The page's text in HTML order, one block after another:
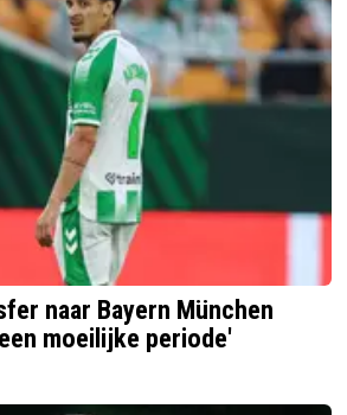
naar Bayern München
moeilijke periode'